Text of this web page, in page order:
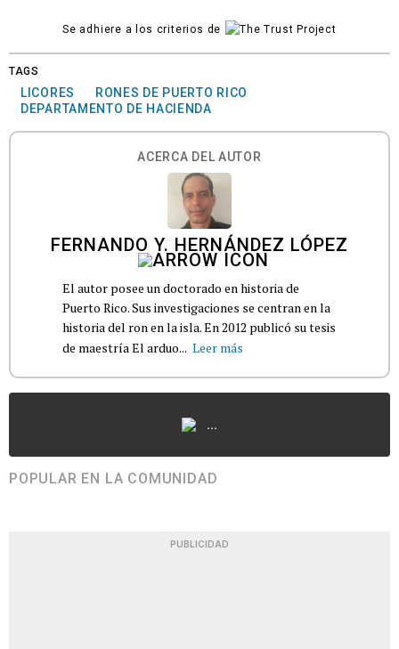
Se adhiere a los criterios de
TAGS
LICORES
RONES DE PUERTO RICO
DEPARTAMENTO DE HACIENDA
ACERCA DEL AUTOR
FERNANDO Y. HERNÁNDEZ LÓPEZ
El autor posee un doctorado en historia de
Puerto Rico. Sus investigaciones se centran en la
historia del ron en la isla. En 2012 publicó su tesis
de maestría El arduo... Leer más
...
POPULAR EN LA COMUNIDAD
PUBLICIDAD